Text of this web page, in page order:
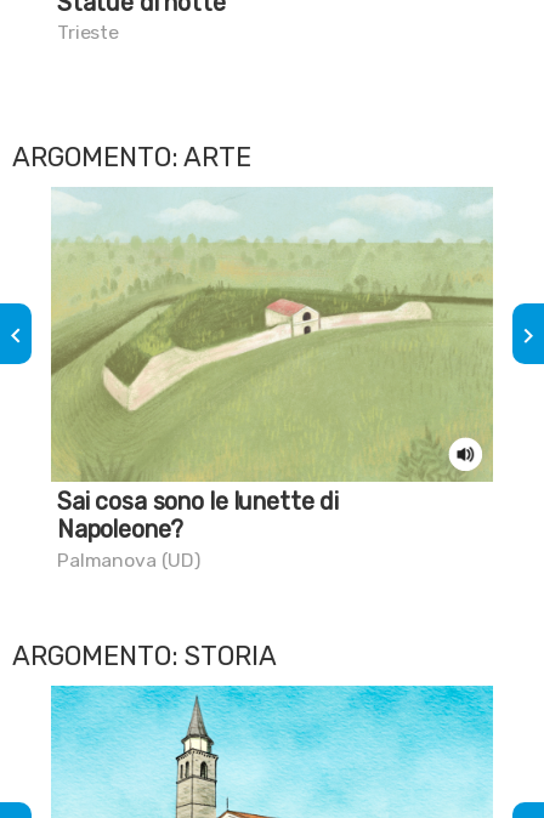
Trieste
ARGOMENTO: ARTE
Sai cosa sono le lunette di
Napoleone?
Palmanova (UD)
keyboard_arrow_left keyboard_arrow_right
ARGOMENTO: STORIA